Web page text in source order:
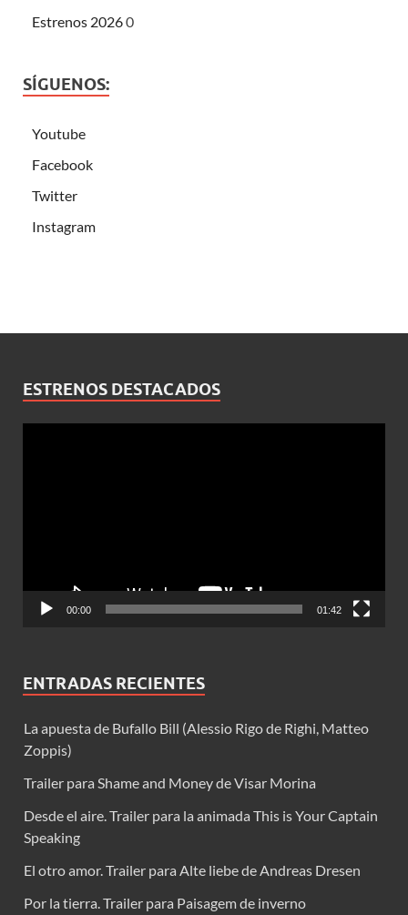
Estrenos 20260
SÍGUENOS:
Youtube
Facebook
Twitter
Instagram
ESTRENOS DESTACADOS
00:00 01:42
ENTRADAS RECIENTES
La apuesta de Bufallo Bill (Alessio Rigo de Righi, Matteo
Zoppis)
Trailer para Shame and Money de Visar Morina
Desde el aire. Trailer para la animada This is Your Captain
Speaking
El otro amor. Trailer para Alte liebe de Andreas Dresen
Por la tierra. Trailer para Paisagem de inverno